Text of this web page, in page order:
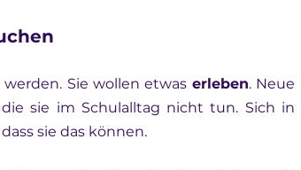
Sie wollen etwas erleben
die sie im Schulalltag nicht tun. Sich in
sie das können.